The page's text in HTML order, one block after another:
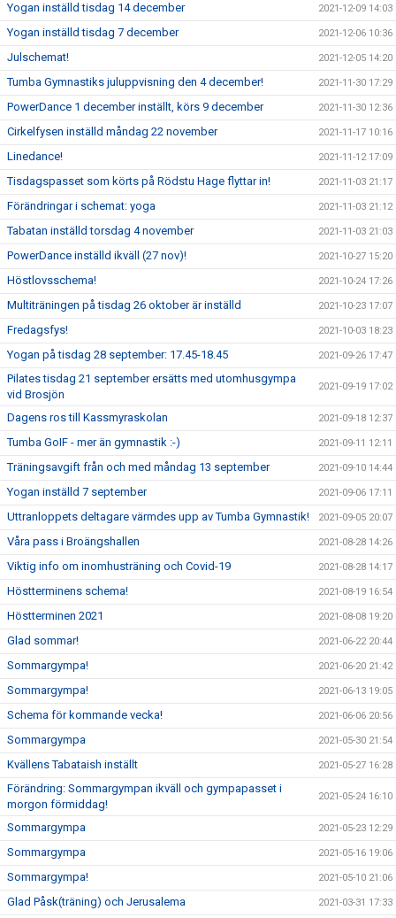
Yogan inställd tisdag 14 december 2021-12-09 14:03
Yogan inställd tisdag 7 december 2021-12-06 10:36
Julschemat! 2021-12-05 14:20
Tumba Gymnastiks juluppvisning den 4 december! 2021-11-30 17:29
PowerDance 1 december inställt, körs 9 december 2021-11-30 12:36
Cirkelfysen inställd måndag 22 november 2021-11-17 10:16
Linedance! 2021-11-12 17:09
Tisdagspasset som körts på Rödstu Hage flyttar in! 2021-11-03 21:17
Förändringar i schemat: yoga 2021-11-03 21:12
Tabatan inställd torsdag 4 november 2021-11-03 21:03
PowerDance inställd ikväll (27 nov)! 2021-10-27 15:20
Höstlovsschema! 2021-10-24 17:26
Multiträningen på tisdag 26 oktober är inställd 2021-10-23 17:07
Fredagsfys! 2021-10-03 18:23
Yogan på tisdag 28 september: 17.45-18.45 2021-09-26 17:47
Pilates tisdag 21 september ersätts med utomhusgympa
vid Brosjön
2021-09-19 17:02
Dagens ros till Kassmyraskolan 2021-09-18 12:37
Tumba GoIF - mer än gymnastik :-) 2021-09-11 12:11
Träningsavgift från och med måndag 13 september 2021-09-10 14:44
Yogan inställd 7 september 2021-09-06 17:11
Uttranloppets deltagare värmdes upp av Tumba Gymnastik! 2021-09-05 20:07
Våra pass i Broängshallen 2021-08-28 14:26
Viktig info om inomhusträning och Covid-19 2021-08-28 14:17
Höstterminens schema! 2021-08-19 16:54
Höstterminen 2021 2021-08-08 19:20
Glad sommar! 2021-06-22 20:44
Sommargympa! 2021-06-20 21:42
Sommargympa! 2021-06-13 19:05
Schema för kommande vecka! 2021-06-06 20:56
Sommargympa 2021-05-30 21:54
Kvällens Tabataish inställt 2021-05-27 16:28
Förändring: Sommargympan ikväll och gympapasset i
morgon förmiddag!
2021-05-24 16:10
Sommargympa 2021-05-23 12:29
Sommargympa 2021-05-16 19:06
Sommargympa! 2021-05-10 21:06
Glad Påsk(träning) och Jerusalema 2021-03-31 17:33